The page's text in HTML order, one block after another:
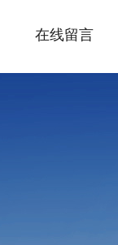
在线留言